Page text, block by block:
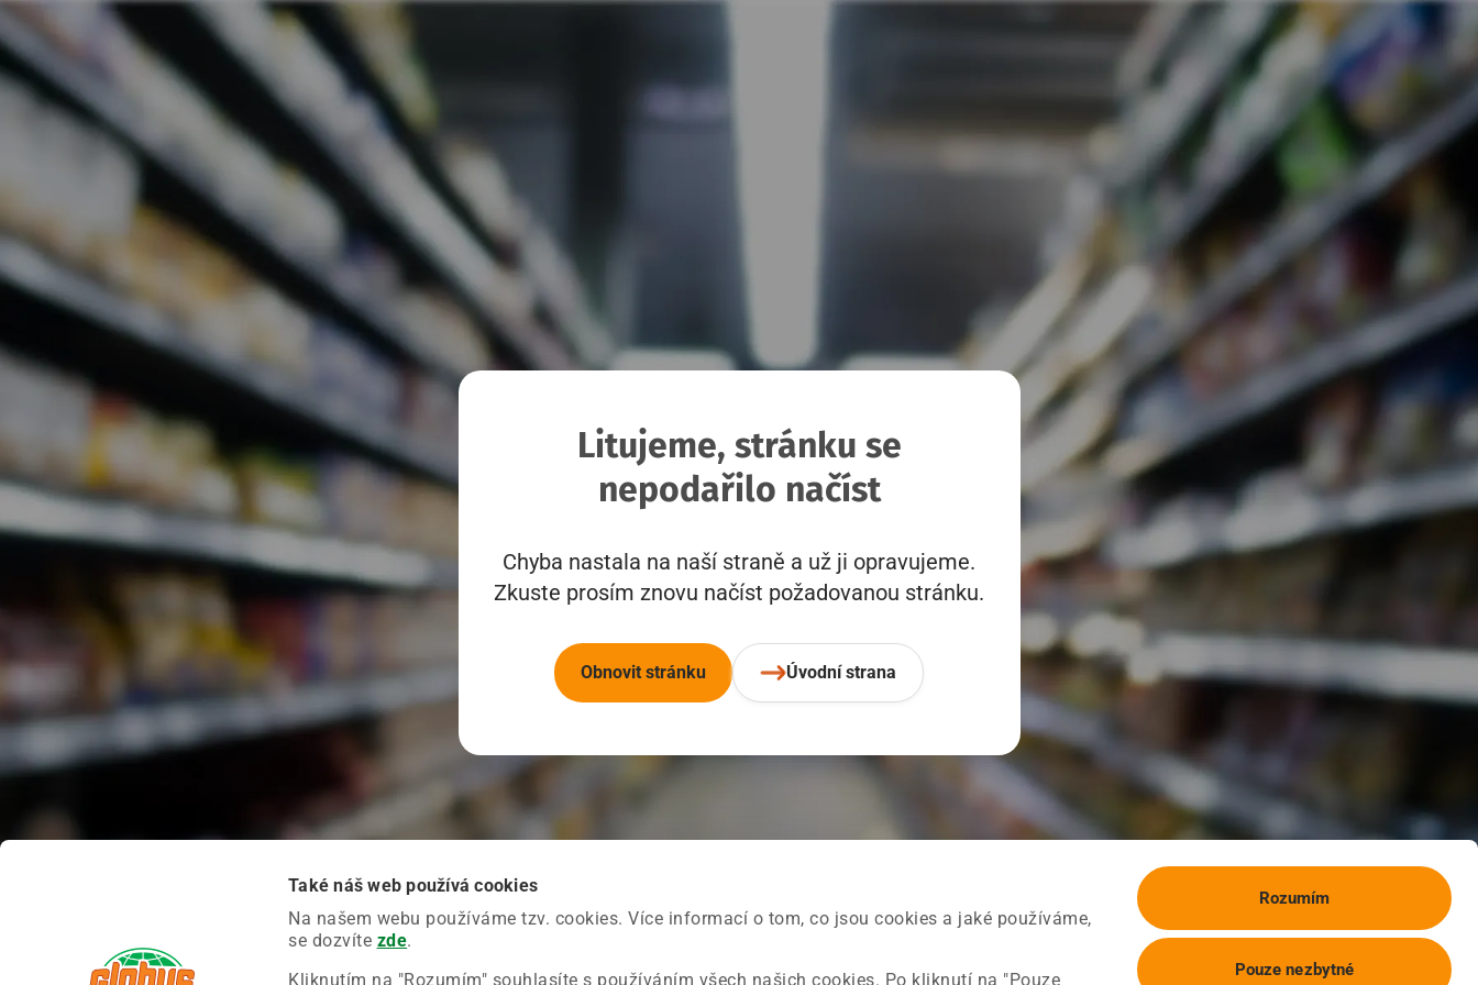
Také náš web používá cookies
Na našem webu používáme tzv. cookies. Více informací o tom, co jsou cookies a jaké používáme,
se dozvíte zde.
Kliknutím na "Rozumím" souhlasíte s používáním všech našich cookies. Po kliknutí na "Pouze
Rozumím
Pouze nezbytné
Litujeme, stránku se
nepodařilo načíst
Chyba nastala na naší straně a už ji opravujeme.
Zkuste prosím znovu načíst požadovanou stránku.
Obnovit stránku Úvodní strana